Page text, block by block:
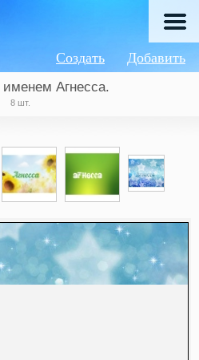
Добавить
Создать
именем Агнесса.
8 шт.